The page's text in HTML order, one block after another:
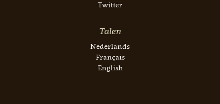
Twitter
Talen
Nederlands
Français
English